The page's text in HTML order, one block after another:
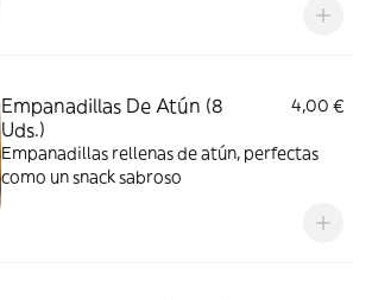
Empanadillas De Atún (8
Uds.)
4,00 €
Empanadillas rellenas de atún, perfectas
como un snack sabroso